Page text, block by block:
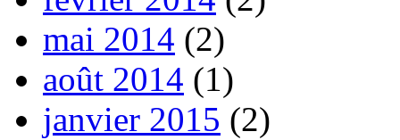
mai 2014 (2)
août 2014 (1)
janvier 2015 (2)